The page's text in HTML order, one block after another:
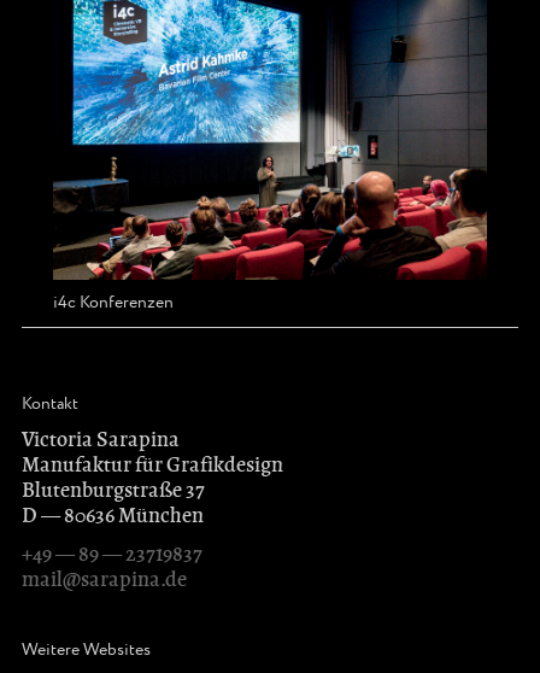
i4c Konferenzen
Kontakt
Victoria Sarapina
Manufaktur für Grafikdesign
Blutenburgstraße 37
D — 80636 München
+49 — 89 — 23719837
mail@sarapina.de
Weitere Websites